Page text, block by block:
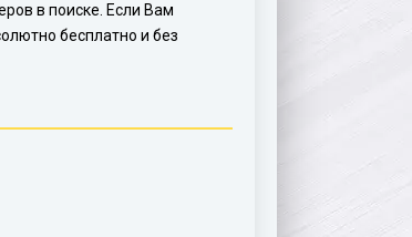
в поиске. Если Вам
бесплатно и без